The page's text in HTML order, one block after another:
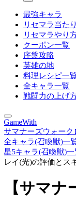
最強キャラ
リセマラ当たり
リセマラやり
クーポン一覧
序盤攻略
英雄の地
料理レシピ一
全キャラ一覧
戦闘力の上げ
GameWith
サマナーズウォー
全キャラ(召喚獣)一
星5キャラ(召喚獣)一
レイ(光)の評価とス
【サマ